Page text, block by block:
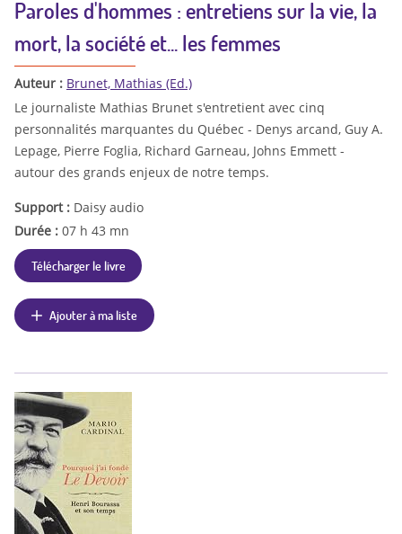
Paroles d'hommes : entretiens sur la vie, la
mort, la société et... les femmes
Auteur : Brunet, Mathias (Ed.)
Le journaliste Mathias Brunet s'entretient avec cinq
personnalités marquantes du Québec - Denys arcand, Guy A.
Lepage, Pierre Foglia, Richard Garneau, Johns Emmett -
autour des grands enjeux de notre temps.
Support : Daisy audio
Durée : 07 h 43 mn
Télécharger le livre
Ajouter à ma liste